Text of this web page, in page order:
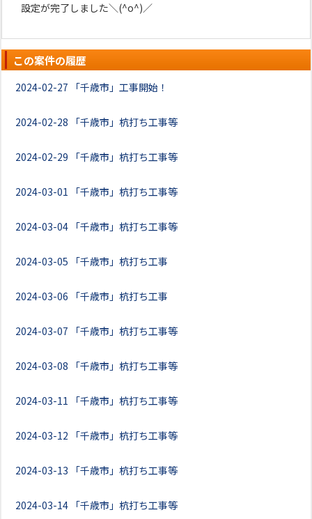
設定が完了しました＼(^o^)／
この案件の履歴
2024-02-27 「千歳市」工事開始！
2024-02-28 「千歳市」杭打ち工事等
2024-02-29 「千歳市」杭打ち工事等
2024-03-01 「千歳市」杭打ち工事等
2024-03-04 「千歳市」杭打ち工事等
2024-03-05 「千歳市」杭打ち工事
2024-03-06 「千歳市」杭打ち工事
2024-03-07 「千歳市」杭打ち工事等
2024-03-08 「千歳市」杭打ち工事等
2024-03-11 「千歳市」杭打ち工事等
2024-03-12 「千歳市」杭打ち工事等
2024-03-13 「千歳市」杭打ち工事等
2024-03-14 「千歳市」杭打ち工事等